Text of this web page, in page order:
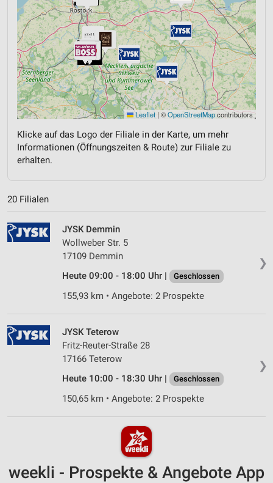
Leaflet | ©OpenStreetMapcontributors
Klicke auf das Logo der Filiale in der Karte, um mehr
Informationen (Öffnungszeiten & Route) zur Filiale zu
erhalten.
20 Filialen
❯
JYSK Demmin
Wollweber Str. 5
17109 Demmin
Heute 09:00 - 18:00 Uhr |
Geschlossen
155,93 km • Angebote: 2 Prospekte
❯
JYSK Teterow
Fritz-Reuter-Straße 28
17166 Teterow
Heute 10:00 - 18:30 Uhr |
Geschlossen
150,65 km • Angebote: 2 Prospekte
weekli - Prospekte & Angebote App